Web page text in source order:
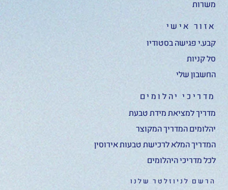
משרות
אזור אישי
קבע.י פגישה בסטודיו
סל קניות
החשבון שלי
מדריכי יהלומים
מדריך למציאת מידת טבעת
יהלומים המדריך המקוצר
המדריך המלא לרכישת טבעות אירוסין
לכל מדריכי היהלומים
הרשם לניוזלטר שלנו